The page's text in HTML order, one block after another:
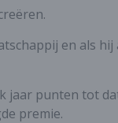
en als hij
jaar punten tot
premie.